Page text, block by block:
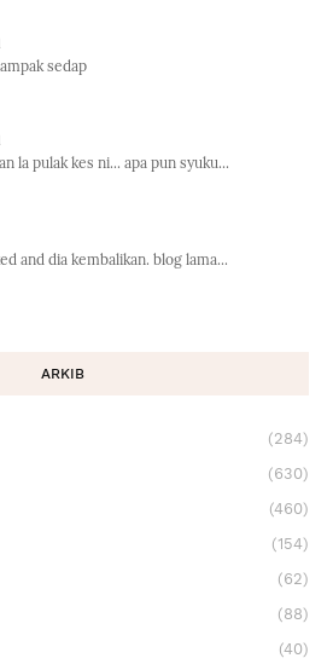
sedap
la pulak kes ni... apa pun syuku...
and dia kembalikan. blog lama...
ARKIB
(284)
(630)
(460)
(154)
(62)
(88)
(40)